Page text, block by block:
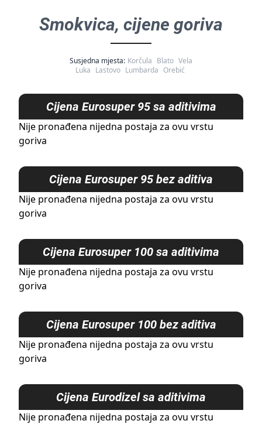
Smokvica, cijene goriva
Susjedna mjesta: Korčula Blato Vela
Luka Lastovo Lumbarda Orebić
Cijena Eurosuper 95 sa aditivima
Nije pronađena nijedna postaja za ovu vrstu
goriva
Cijena Eurosuper 95 bez aditiva
Nije pronađena nijedna postaja za ovu vrstu
goriva
Cijena Eurosuper 100 sa aditivima
Nije pronađena nijedna postaja za ovu vrstu
goriva
Cijena Eurosuper 100 bez aditiva
Nije pronađena nijedna postaja za ovu vrstu
goriva
Cijena Eurodizel sa aditivima
Nije pronađena nijedna postaja za ovu vrstu